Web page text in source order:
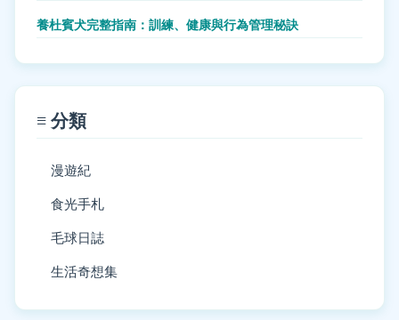
養杜賓犬完整指南：訓練、健康與行為管理秘訣
≡ 分類
漫遊紀
食光手札
毛球日誌
生活奇想集